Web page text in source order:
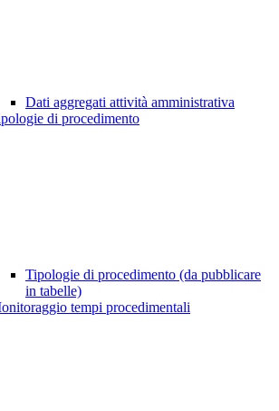
Dati aggregati attività amministrativa
di procedimento
Tipologie di procedimento (da pubblicare
in tabelle)
tempi procedimentali